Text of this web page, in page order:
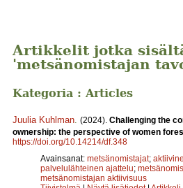
Artikkelit jotka
'metsänomistajan
Kategoria : Articles
Juulia Kuhlman (2024). Challenging the
ownership: the perspective of women
https://doi.org/10.14214/df.348
Avainsanat: metsänomistajat;
palvelulähteinen ajattelu;
metsänomistajan aktiivisuus